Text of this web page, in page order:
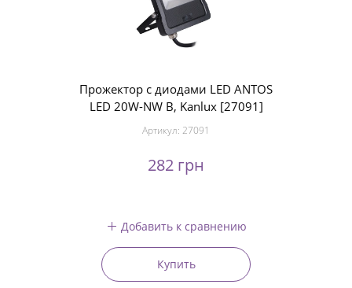
Прожектор с диодами LED ANTOS
LED 20W-NW B, Kanlux [27091]
Артикул: 27091
282 грн
Добавить к сравнению
Купить